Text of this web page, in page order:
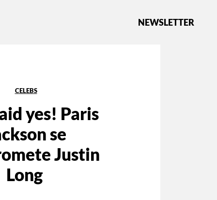
NEWSLETTER
CELEBS
yes! Paris
se
Justin
Long